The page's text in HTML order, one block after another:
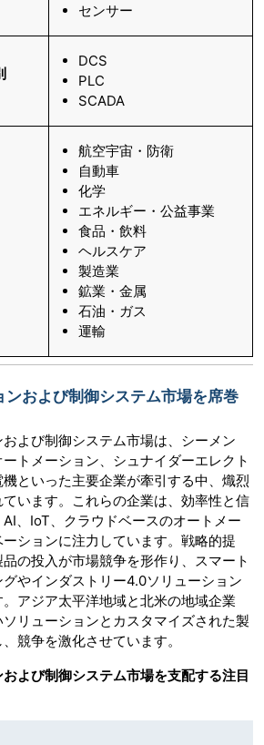
センサー
DCS
PLC
SCADA
航空宇宙・防衛
自動車
化学
エネルギー・公益事業
食品・飲料
ヘルスケア
製造業
鉱業・金属
石油・ガス
運輸
ンおよび制御システム市場を席巻
よび制御システム市場は、シーメン
トメーション、シュナイダーエレクト
といった主要企業が牽引する中、熾烈
います。これらの企業は、効率性と信
、IoT、クラウドベースのオートメー
ションに注力しています。戦略的提
の投入が市場競争を形作り、スマート
やインダストリー4.0ソリューション
アジア太平洋地域と北米の地域企業
リューションとカスタマイズされた製
競争を激化させています。
よび制御システム市場を支配する注目